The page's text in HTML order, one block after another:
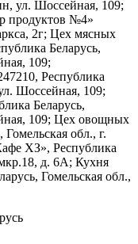
ул. Шоссейная, 109;
продуктов №4»
2г; Цех мясных
Беларусь,
109;
Республика
Шоссейная, 109;
Беларусь,
109; Цех овощных
обл., г.
ХЗ», Республика
д. 6А; Кухня
Гомельская обл.,